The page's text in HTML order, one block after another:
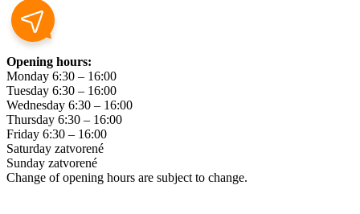
Opening hours:
Monday 6:30 – 16:00
Tuesday 6:30 – 16:00
Wednesday 6:30 – 16:00
Thursday 6:30 – 16:00
Friday 6:30 – 16:00
Saturday zatvorené
Sunday zatvorené
Change of opening hours are subject to change.